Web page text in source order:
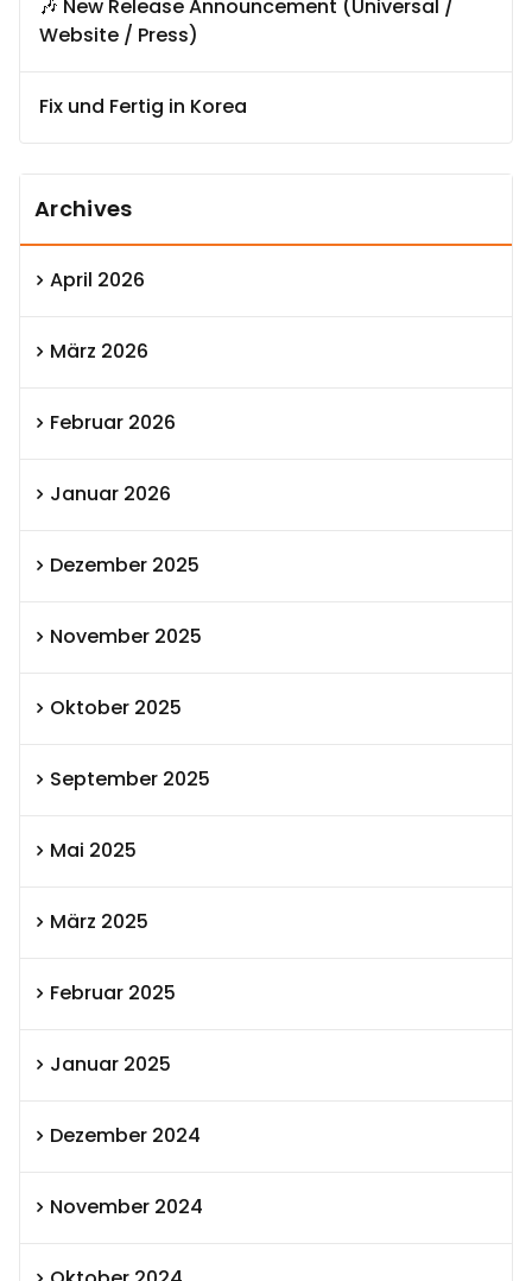
🎶 New Release Announcement (Universal /
Website / Press)
Fix und Fertig in Korea
Archives
April 2026
März 2026
Februar 2026
Januar 2026
Dezember 2025
November 2025
Oktober 2025
September 2025
Mai 2025
März 2025
Februar 2025
Januar 2025
Dezember 2024
November 2024